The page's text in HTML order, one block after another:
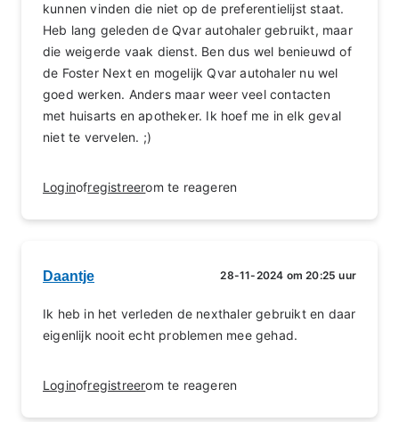
kunnen vinden die niet op de preferentielijst staat.
Heb lang geleden de Qvar autohaler gebruikt, maar
die weigerde vaak dienst. Ben dus wel benieuwd of
de Foster Next en mogelijk Qvar autohaler nu wel
goed werken. Anders maar weer veel contacten
met huisarts en apotheker. Ik hoef me in elk geval
niet te vervelen. ;)
Loginofregistreerom te reageren
Daantje 28-11-2024 om 20:25 uur
Ik heb in het verleden de nexthaler gebruikt en daar
eigenlijk nooit echt problemen mee gehad.
Loginofregistreerom te reageren